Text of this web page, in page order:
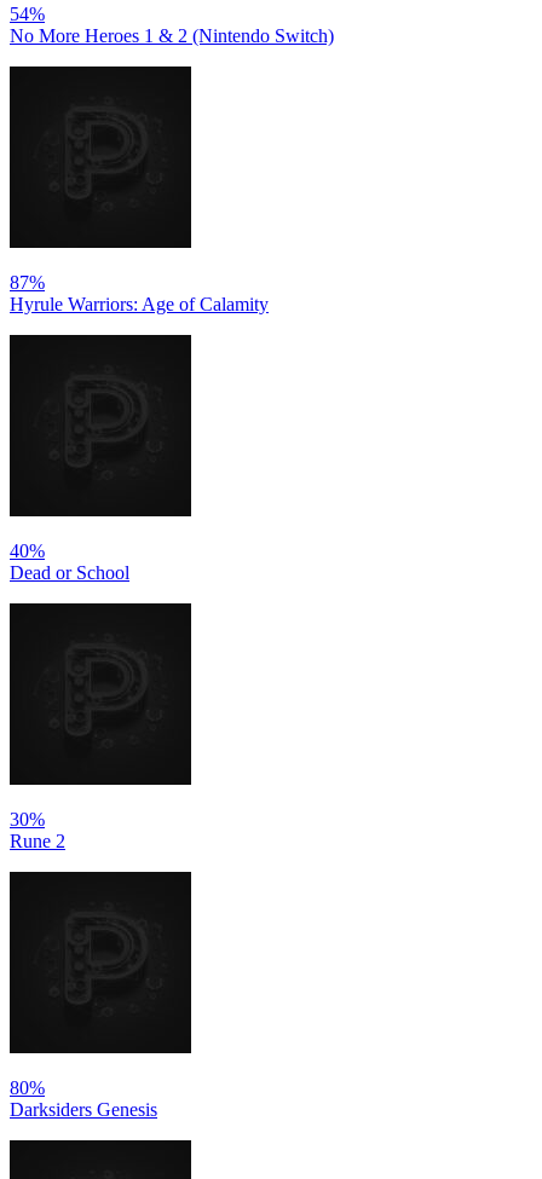
54%
No More Heroes 1 & 2 (Nintendo Switch)
87%
Hyrule Warriors: Age of Calamity
40%
Dead or School
30%
Rune 2
80%
Darksiders Genesis